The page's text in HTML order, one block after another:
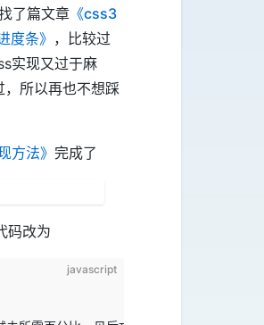
了篇文章 《css3
度条》 ，比较过
实现又过于麻
，所以再也不想踩
方法》 完成了
码改为
javascript